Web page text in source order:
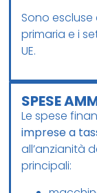
Sono
primaria e i
UE.
SPESE
Le spese
imprese a
all’anzianità
principali: